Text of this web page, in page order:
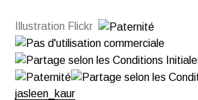
Illustration Flickr
jasleen_kaur